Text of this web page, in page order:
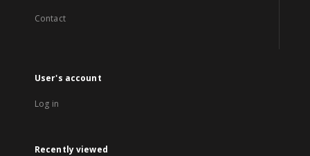
Contact
User's account
Log in
Recently viewed